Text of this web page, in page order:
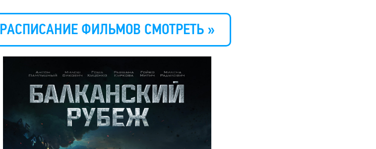
РАСПИСАНИЕ ФИЛЬМОВ СМОТРЕТЬ »